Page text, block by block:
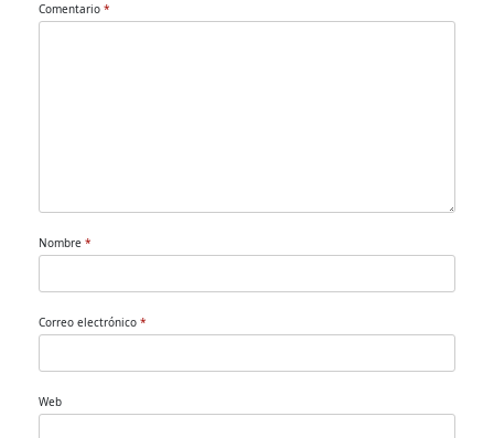
Comentario *
Nombre *
Correo electrónico *
Web